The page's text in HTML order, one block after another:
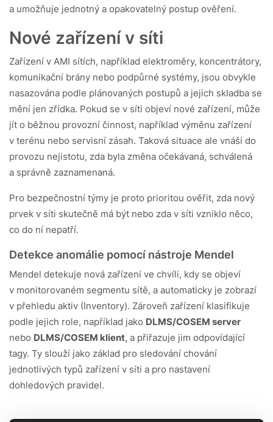
a umožňuje jednotný a opakovatelný postup ověření.
Nové zařízení v síti
Zařízení v AMI sítích, například elektroměry, koncentrátory,
komunikační brány nebo podpůrné systémy, jsou obvykle
nasazována podle plánovaných postupů a jejich skladba se
mění jen zřídka. Pokud se v síti objeví nové zařízení, může
jít o běžnou provozní činnost, například výměnu zařízení
v terénu nebo servisní zásah. Taková situace ale vnáší do
provozu nejistotu, zda byla změna očekávaná, schválená
a správně zaznamenaná.
Pro bezpečnostní týmy je proto prioritou ověřit, zda nový
prvek v síti skutečně má být nebo zda v síti vzniklo něco,
co do ní nepatří.
Detekce anomálie pomocí nástroje Mendel
Mendel detekuje nová zařízení ve chvíli, kdy se objeví
v monitorovaném segmentu sítě, a automaticky je zobrazí
v přehledu aktiv (Inventory). Zároveň zařízení klasifikuje
podle jejich role, například jako DLMS/COSEM server
nebo DLMS/COSEM klient, a přiřazuje jim odpovídající
tagy. Ty slouží jako základ pro sledování chování
jednotlivých typů zařízení v síti a pro nastavení
dohledových pravidel.